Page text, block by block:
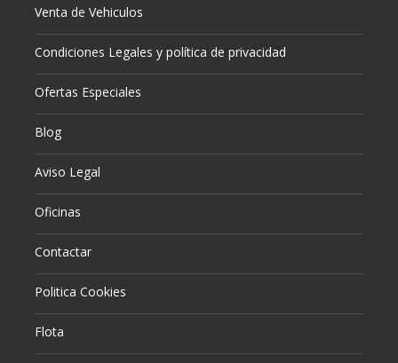
Venta de Vehiculos
Condiciones Legales y política de privacidad
Ofertas Especiales
Blog
Aviso Legal
Oficinas
Contactar
Politica Cookies
Flota